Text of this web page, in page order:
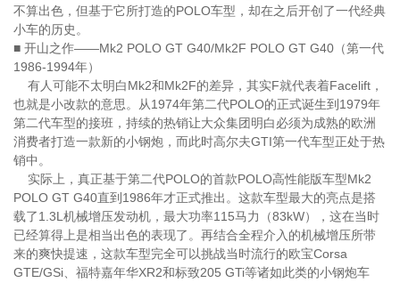
不算出色，但基于它所打造的POLO车型，却在之后开创了一代经典
小车的历史。
■ 开山之作——Mk2 POLO GT G40/Mk2F POLO GT G40（第一代
1986-1994年）
有人可能不太明白Mk2和Mk2F的差异，其实F就代表着Facelift，
也就是小改款的意思。从1974年第二代POLO的正式诞生到1979年
第二代车型的接班，持续的热销让大众集团明白必须为成熟的欧洲
消费者打造一款新的小钢炮，而此时高尔夫GTI第一代车型正处于热
销中。
实际上，真正基于第二代POLO的首款POLO高性能版车型Mk2
POLO GT G40直到1986年才正式推出。这款车型最大的亮点是搭
载了1.3L机械增压发动机，最大功率115马力（83kW），这在当时
已经算得上是相当出色的表现了。再结合全程介入的机械增压所带
来的爽快提速，这款车型完全可以挑战当时流行的欧宝Corsa
GTE/GSi、福特嘉年华XR2和标致205 GTi等诸如此类的小钢炮车